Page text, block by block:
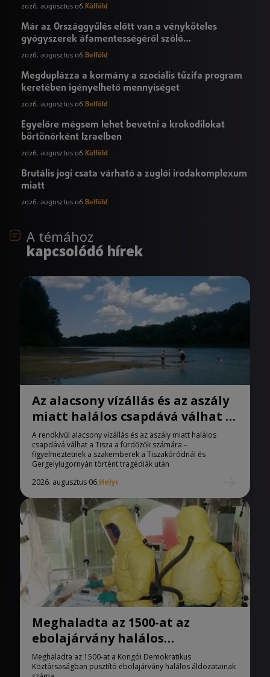
2026. augusztus 06. Külföld
Már az Országgyűlés előtt van a vényköteles
gyógyszerek áfamentességéről szóló
törvényjavaslat
2026. augusztus 06.Belföld
Megduplázza a kormány a szociális tűzifa program
keretében igényelhető mennyiséget
2026. augusztus 06.Belföld
Egyelőre mégsem lehet bevetni a krokodilokat
börtönőrként Izraelben
2026. augusztus 06. Külföld
Brutális jogi csata várható a zuglói irodakomplexum
miatt
2026. augusztus 06.Belföld
A témához
kapcsolódó hírek
Az alacsony vízállás és az aszály
miatt halálos csapdává válhat a
Tisza
A rendkívül alacsony vízállás és az aszály miatt halálos
csapdává válhat a Tisza a fürdőzők számára –
figyelmeztetnek a szakemberek a Tiszakóródnál és
Gergelyiugornyán történt tragédiák után
2026. augusztus 06.Helyi
Meghaladta az 1500-at az
ebolajárvány halálos
áldozatainak száma
Meghaladta az 1500-at a Kongói Demokratikus
Köztársaságban pusztító ebolajárvány halálos áldozatainak